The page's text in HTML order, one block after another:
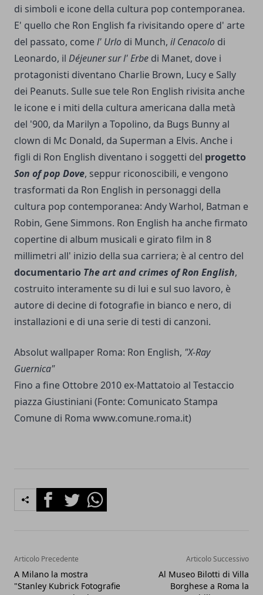
di simboli e icone della cultura pop contemporanea.
E' quello che Ron English fa rivisitando opere d' arte
del passato, comel' Urlo di Munch, il Cenacolo di
Leonardo, il Déjeuner sur l' Erbe di Manet, dove i
protagonisti diventano Charlie Brown, Lucy e Sally
dei Peanuts. Sulle sue tele Ron English rivisita anche
le icone e i miti della cultura americana dalla metà
del '900, da Marilyn a Topolino, da Bugs Bunny al
clown di Mc Donald, da Superman a Elvis. Anche i
figli di Ron English diventano i soggetti del progetto
Son of pop Dove, seppur riconoscibili, e vengono
trasformati da Ron English in personaggi della
cultura pop contemporanea: Andy Warhol, Batman e
Robin, Gene Simmons. Ron English ha anche firmato
copertine di album musicali e girato film in 8
millimetri all' inizio della sua carriera; è al centro del
documentario The art and crimes of Ron English,
costruito interamente su di lui e sul suo lavoro, è
autore di decine di fotografie in bianco e nero, di
installazioni e di una serie di testi di canzoni.
Absolut wallpaper Roma: Ron English, "X-Ray
Guernica"
Fino a fine Ottobre 2010 ex-Mattatoio al Testaccio
piazza Giustiniani (Fonte: Comunicato Stampa
Comune di Roma www.comune.roma.it)
FacebookTwitterWhatsapp
Articolo Precedente
A Milano la mostra
"Stanley Kubrick Fotografie
Articolo Successivo
Al Museo Bilotti di Villa
Borghese a Roma la